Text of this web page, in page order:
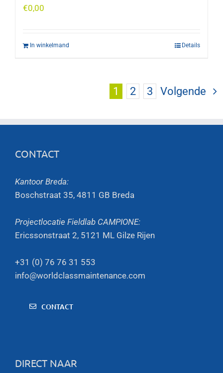
€0,00
In winkelmand Details
1 2 3 Volgende
CONTACT
Kantoor Breda:
Boschstraat 35, 4811 GB Breda
Projectlocatie Fieldlab CAMPIONE:
Ericssonstraat 2, 5121 ML Gilze Rijen
+31 (0) 76 76 31 553
info@worldclassmaintenance.com
CONTACT
DIRECT NAAR